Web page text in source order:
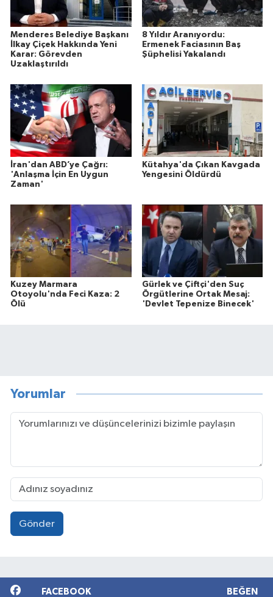
Menderes Belediye Başkanı
İlkay Çiçek Hakkında Yeni
Karar: Görevden
Uzaklaştırıldı
8 Yıldır Aranıyordu:
Ermenek Faciasının Baş
Şüphelisi Yakalandı
İran'dan ABD’ye Çağrı:
'Anlaşma İçin En Uygun
Zaman'
Kütahya'da Çıkan Kavgada
Yengesini Öldürdü
Kuzey Marmara
Otoyolu'nda Feci Kaza: 2
Ölü
Gürlek ve Çiftçi'den Suç
Örgütlerine Ortak Mesaj:
'Devlet Tepenize Binecek'
Yorumlar
Gönder
FACEBOOK BEĞEN